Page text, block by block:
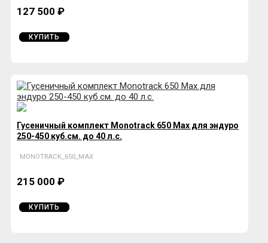
127 500 ₽
КУПИТЬ
Гусеничный комплект Monotrack 650 Max для эндуро
250-450 куб.см. до 40 л.с.
MONOTRACK_650_MAX
215 000 ₽
КУПИТЬ